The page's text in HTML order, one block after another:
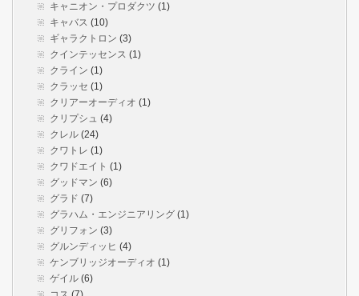
キャニオン・プロダクツ (1)
キャバス (10)
ギャラクトロン (3)
クインテッセンス (1)
クライン (1)
クラッセ (1)
クリアーオーディオ (1)
クリプシュ (4)
クレル (24)
クワトレ (1)
クワドエイト (1)
グッドマン (6)
グラド (7)
グラハム・エンジニアリング (1)
グリフォン (3)
グルンディッヒ (4)
ケンブリッジオーディオ (1)
ゲイル (6)